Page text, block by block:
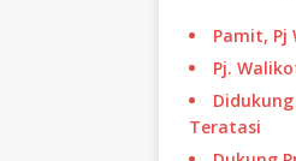
Pamit, Pj
Pj.
Teratasi